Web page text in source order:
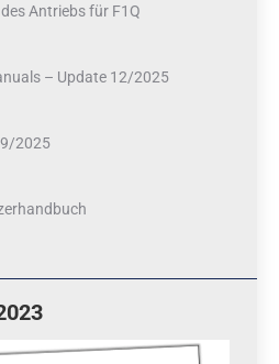
Antriebs für F1Q
– Update 12/2025
9/2025